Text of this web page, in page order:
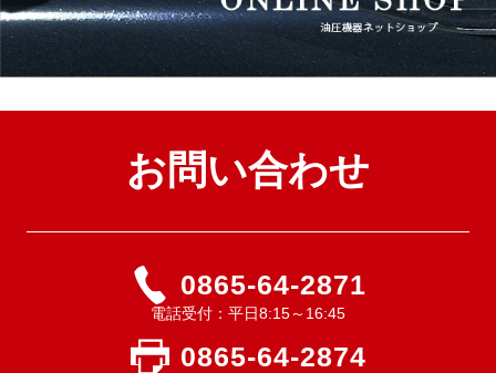
お問い合わせ
0865-64-2871
電話受付：平日8:15～16:45
0865-64-2874